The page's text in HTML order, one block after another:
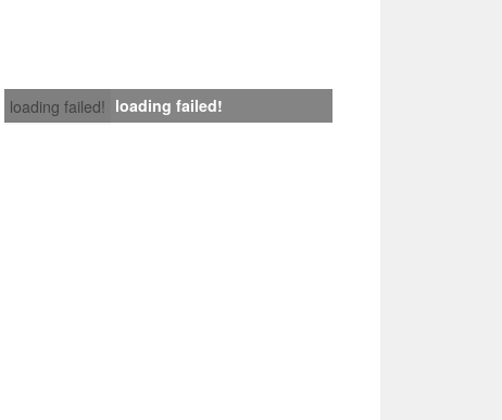
loading failed! loading failed!